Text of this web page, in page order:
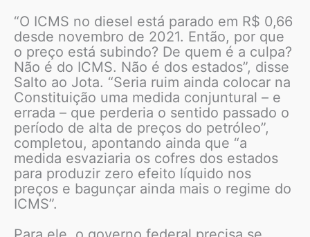
“O ICMS no diesel está parado em R$ 0,66
desde novembro de 2021. Então, por que
o preço está subindo? De quem é a culpa?
Não é do ICMS. Não é dos estados”, disse
Salto ao Jota. “Seria ruim ainda colocar na
Constituição uma medida conjuntural – e
errada – que perderia o sentido passado o
período de alta de preços do petróleo”,
completou, apontando ainda que “a
medida esvaziaria os cofres dos estados
para produzir zero efeito líquido nos
preços e bagunçar ainda mais o regime do
ICMS”.